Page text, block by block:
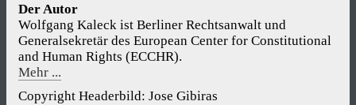
Der Autor
Wolfgang Kaleck ist Berliner Rechtsanwalt und
Generalsekretär des European Center for Constitutional
and Human Rights (ECCHR).
Mehr ...
Copyright Headerbild: Jose Gibiras